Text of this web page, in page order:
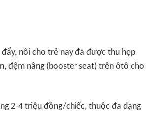
đẩy, nôi cho trẻ nay đã được thu hẹp
đệm nâng (booster seat) trên ôtô cho
2-4 triệu đồng/chiếc, thuộc đa dạng